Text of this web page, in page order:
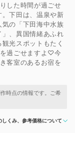
した時間が過ごせ
下田は、温泉や新
の「下田海中水族
、異国情緒あふれ
光スポットもたく
過ごせますよ♡今
客室のあるお宿を
しくみ、参考価格について